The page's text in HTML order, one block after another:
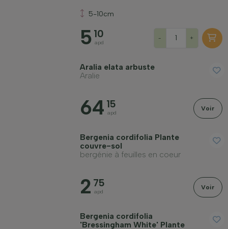
5-10cm
5 10
apd
- +
Aralia elata arbuste
Aralie
64 15
apd
Voir
Bergenia cordifolia Plante
couvre-sol
bergénie à feuilles en coeur
2 75
apd
Voir
Bergenia cordifolia
'Bressingham White' Plante